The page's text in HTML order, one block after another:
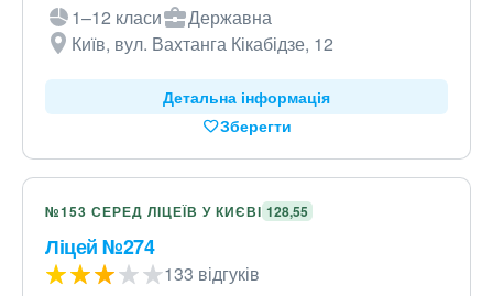
1–12 класи
Державна
Київ, вул. Вахтанга Кікабідзе, 12
Детальна інформація
Зберегти
№153 СЕРЕД ЛІЦЕЇВ У КИЄВІ 128,55
Ліцей №274
133 відгуків